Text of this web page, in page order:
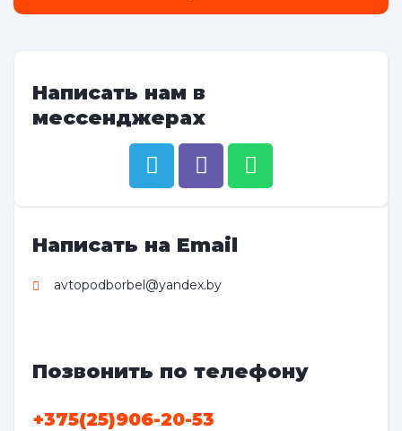
Написать нам в
мессенджерах
Написать на Email
avtopodborbel@yandex.by
Позвонить по телефону
+375(25)906-20-53